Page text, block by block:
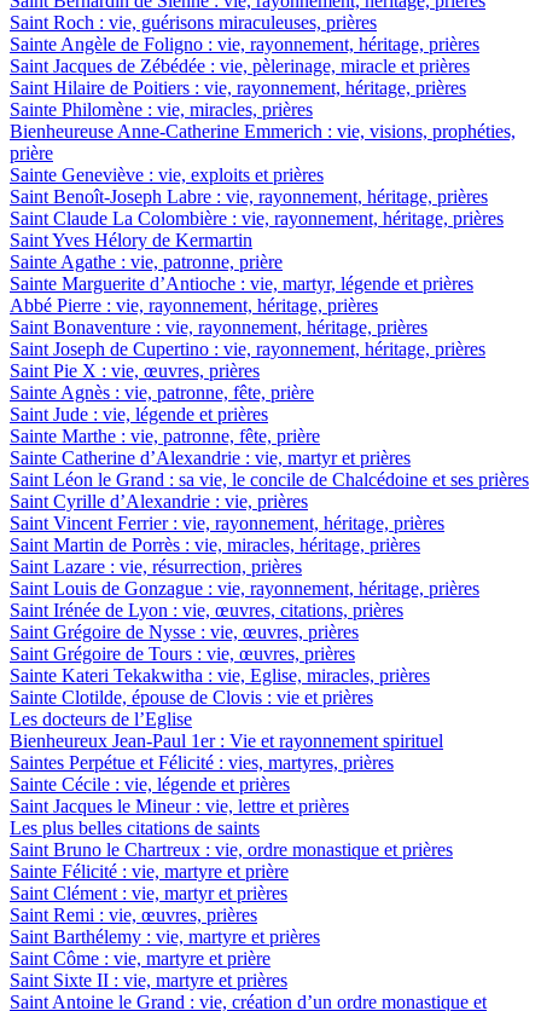
Saint Roch : vie, guérisons miraculeuses, prières
Sainte Angèle de Foligno : vie, rayonnement, héritage, prières
Saint Jacques de Zébédée : vie, pèlerinage, miracle et prières
Saint Hilaire de Poitiers : vie, rayonnement, héritage, prières
Sainte Philomène : vie, miracles, prières
Bienheureuse Anne-Catherine Emmerich : vie, visions, prophéties,
prière
Sainte Geneviève : vie, exploits et prières
Saint Benoît-Joseph Labre : vie, rayonnement, héritage, prières
Saint Claude La Colombière : vie, rayonnement, héritage, prières
Saint Yves Hélory de Kermartin
Sainte Agathe : vie, patronne, prière
Sainte Marguerite d’Antioche : vie, martyr, légende et prières
Abbé Pierre : vie, rayonnement, héritage, prières
Saint Bonaventure : vie, rayonnement, héritage, prières
Saint Joseph de Cupertino : vie, rayonnement, héritage, prières
Saint Pie X : vie, œuvres, prières
Sainte Agnès : vie, patronne, fête, prière
Saint Jude : vie, légende et prières
Sainte Marthe : vie, patronne, fête, prière
Sainte Catherine d’Alexandrie : vie, martyr et prières
Saint Léon le Grand : sa vie, le concile de Chalcédoine et ses prières
Saint Cyrille d’Alexandrie : vie, prières
Saint Vincent Ferrier : vie, rayonnement, héritage, prières
Saint Martin de Porrès : vie, miracles, héritage, prières
Saint Lazare : vie, résurrection, prières
Saint Louis de Gonzague : vie, rayonnement, héritage, prières
Saint Irénée de Lyon : vie, œuvres, citations, prières
Saint Grégoire de Nysse : vie, œuvres, prières
Saint Grégoire de Tours : vie, œuvres, prières
Sainte Kateri Tekakwitha : vie, Eglise, miracles, prières
Sainte Clotilde, épouse de Clovis : vie et prières
Les docteurs de l’Eglise
Bienheureux Jean-Paul 1er : Vie et rayonnement spirituel
Saintes Perpétue et Félicité : vies, martyres, prières
Sainte Cécile : vie, légende et prières
Saint Jacques le Mineur : vie, lettre et prières
Les plus belles citations de saints
Saint Bruno le Chartreux : vie, ordre monastique et prières
Sainte Félicité : vie, martyre et prière
Saint Clément : vie, martyr et prières
Saint Remi : vie, œuvres, prières
Saint Barthélemy : vie, martyre et prières
Saint Côme : vie, martyre et prière
Saint Sixte II : vie, martyre et prières
Saint Antoine le Grand : vie, création d’un ordre monastique et